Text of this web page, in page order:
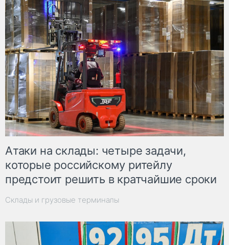
Атаки на склады: четыре задачи,
которые российскому ритейлу
предстоит решить в кратчайшие сроки
Склады и грузовые терминалы